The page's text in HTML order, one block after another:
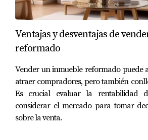
propiedades. Al vender en esta zona,
enfatizar la calidad constructiva de
comodidades disponibles. Por
sobre las amplias zonas comunes que
escolares seguras para los niños.
ambiente ideal para familias que
crecer.
Ventajas y desventajas de
reformado
Vender un inmueble reformado puede
atraer compradores, pero también
Es crucial evaluar la rentabilidad
considerar el mercado para tomar
sobre la venta.